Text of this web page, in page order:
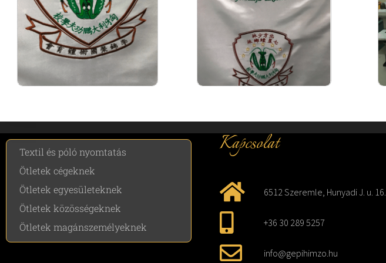
Textil és póló nyomtatás
Ötletek cégeknek
Ötletek egyesületeknek
Ötletek közösségeknek
Ötletek magánszemélyeknek
Kapcsolat
6512 Szeremle, Hunyadi J. u. 16.
+36 30 289 5257
info@gepihimzo.hu